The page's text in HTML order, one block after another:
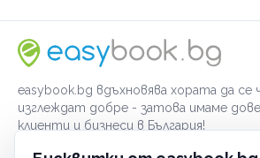
easybook.bg вдъхновява хората да се
изглеждат добре - затова имаме
клиенти и бизнеси в България!